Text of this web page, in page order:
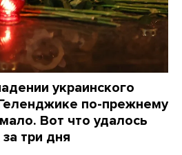
украинского
по-прежнему
Вот что удалось
три дня